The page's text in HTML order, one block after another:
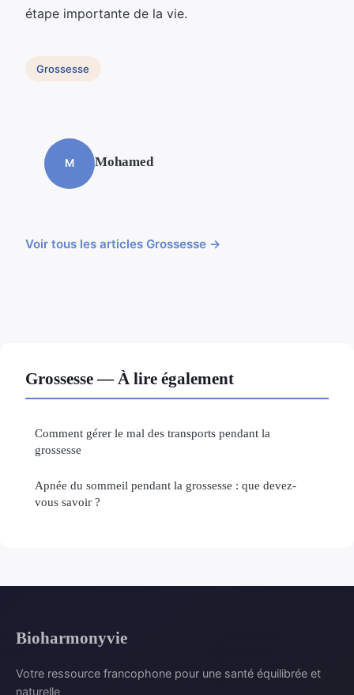
étape importante de la vie.
Grossesse
M Mohamed
Voir tous les articles Grossesse →
Grossesse — À lire également
Comment gérer le mal des transports pendant la
grossesse
Apnée du sommeil pendant la grossesse : que devez-
vous savoir ?
Bioharmonyvie
Votre ressource francophone pour une santé équilibrée et
naturelle